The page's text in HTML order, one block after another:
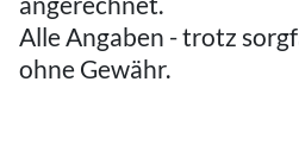
Alle Angaben - trotz
ohne Gewähr.